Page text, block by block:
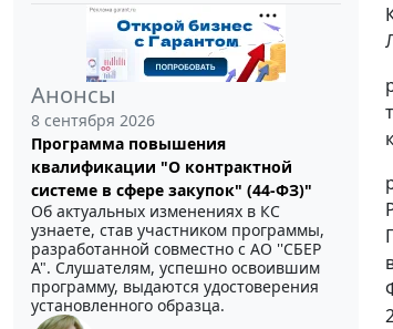
Анонсы
8 сентября 2026
Программа повышения
квалификации "О контрактной
системе в сфере закупок" (44-ФЗ)"
Об актуальных изменениях в КС
узнаете, став участником программы,
разработанной совместно с АО ''СБЕР
А". Слушателям, успешно освоившим
программу, выдаются удостоверения
установленного образца.